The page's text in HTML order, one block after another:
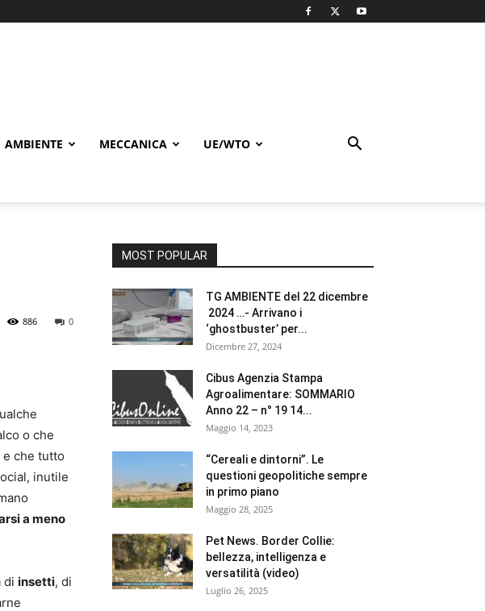
AMBIENTE MECCANICA UE/WTO
0
886
o che
che tutto
inutile
a meno
di insetti, di
MOST POPULAR
TG AMBIENTE del 22 dicembre
2024 …- Arrivano i
‘ghostbuster’ per...
Dicembre 27, 2024
Cibus Agenzia Stampa
Agroalimentare: SOMMARIO
Anno 22 – n° 19 14...
Maggio 14, 2023
“Cereali e dintorni”. Le
questioni geopolitiche sempre
in primo piano
Maggio 28, 2025
Pet News. Border Collie:
bellezza, intelligenza e
versatilità (video)
Luglio 26, 2025